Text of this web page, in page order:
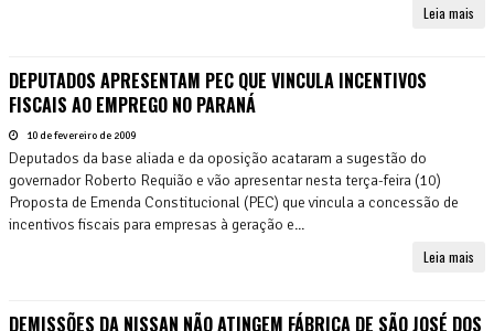
Leia mais
DEPUTADOS APRESENTAM PEC QUE VINCULA INCENTIVOS
FISCAIS AO EMPREGO NO PARANÁ
10 de fevereiro de 2009
Deputados da base aliada e da oposição acataram a sugestão do
governador Roberto Requião e vão apresentar nesta terça-feira (10)
Proposta de Emenda Constitucional (PEC) que vincula a concessão de
incentivos fiscais para empresas à geração e...
Leia mais
DEMISSÕES DA NISSAN NÃO ATINGEM FÁBRICA DE SÃO JOSÉ DOS